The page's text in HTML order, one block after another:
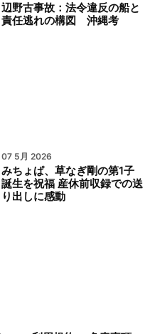
辺野古事故：法令違反の船と
責任逃れの構図 沖縄考
07 5月 2026
みちょぱ、草なぎ剛の第1子
誕生を祝福 産休前収録での送
り出しに感動